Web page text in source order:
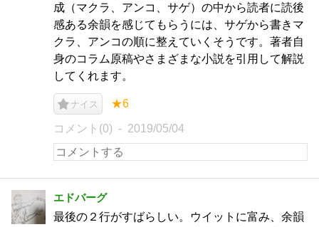
成（マクラ、アンコ、サゲ）の中から読者に読後
感ある余韻を感じてもらうには、サゲから書きマ
クラ、アンコの順に整えていくそうです。著者自
身のコラム原稿やさまざまな小説を引用して解説
してくれます。
ナイス ★6
コメント(0) 2019/05/04
エドバーグ
最後の２行がすばらしい。ウイットに富み、余韻